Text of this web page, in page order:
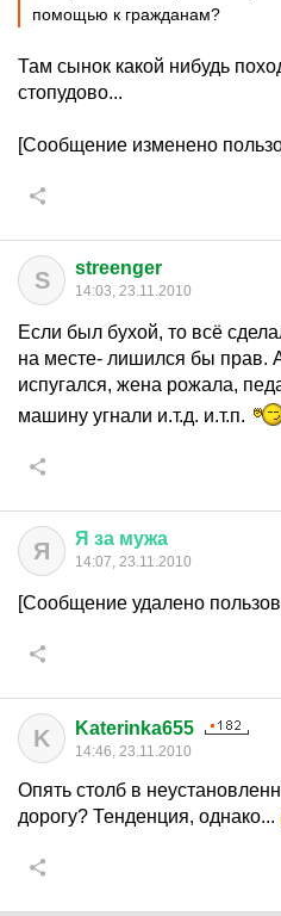
помощью к гражданам?
Там сынок какой нибудь
стопудово...
[Сообщение изменено
S streenger
14:03, 23.11.2010
Если был бухой, то всё
на месте- лишился бы прав.
испугался, жена рожала,
машину угнали и.т.д. и.т.п.
Я Я за мужа
14:07, 23.11.2010
[Сообщение удалено
K Katerinka655
14:46, 23.11.2010
Опять столб в
дорогу? Тенденция, однако...